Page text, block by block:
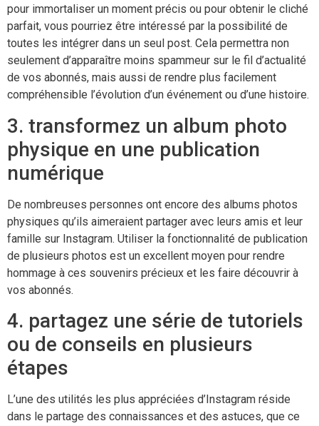
pour immortaliser un moment précis ou pour obtenir le cliché
parfait, vous pourriez être intéressé par la possibilité de
toutes les intégrer dans un seul post. Cela permettra non
seulement d’apparaître moins spammeur sur le fil d’actualité
de vos abonnés, mais aussi de rendre plus facilement
compréhensible l’évolution d’un événement ou d’une histoire.
3. transformez un album photo
physique en une publication
numérique
De nombreuses personnes ont encore des albums photos
physiques qu’ils aimeraient partager avec leurs amis et leur
famille sur Instagram. Utiliser la fonctionnalité de publication
de plusieurs photos est un excellent moyen pour rendre
hommage à ces souvenirs précieux et les faire découvrir à
vos abonnés.
4. partagez une série de tutoriels
ou de conseils en plusieurs
étapes
L’une des utilités les plus appréciées d’Instagram réside
dans le partage des connaissances et des astuces, que ce